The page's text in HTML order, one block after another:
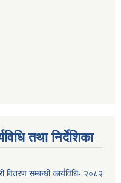
तथा निर्देशिका
वितरण सम्बन्धी कार्यविधि- २०८२